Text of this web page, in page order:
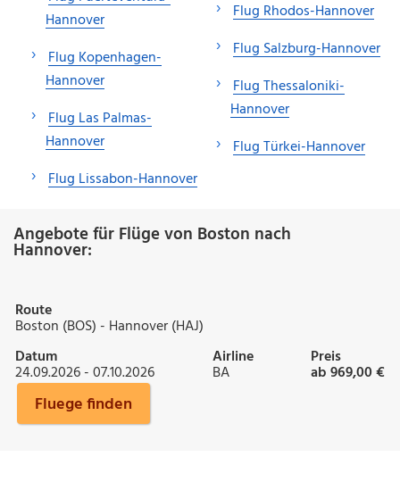
Hannover
Flug Kopenhagen-
Hannover
Flug Las Palmas-
Hannover
Flug Lissabon-Hannover
Flug Rhodos-Hannover
Flug Salzburg-Hannover
Flug Thessaloniki-
Hannover
Flug Türkei-Hannover
Angebote für Flüge von Boston nach
Hannover:
Route
Boston (BOS) - Hannover (HAJ)
Datum
24.09.2026 - 07.10.2026
Airline
BA
Preis
ab 969,00 €
Fluege finden